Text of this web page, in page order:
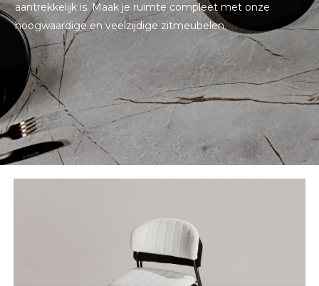
aantrekkelijk is. Maak je ruimte compleet met onze
hoogwaardige en veelzijdige zitmeubelen.